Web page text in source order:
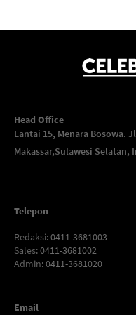
Head Office
Lantai 15, Menara Bosowa.
Makassar,Sulawesi Selatan,
Telepon
Redaksi: 0411-3681003
Sales: 0411-3681002
Admin: 0411-3681020
Email